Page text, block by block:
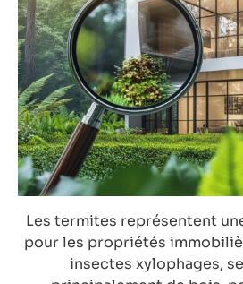
Les termites représentent
pour les propriétés
insectes xylophages,